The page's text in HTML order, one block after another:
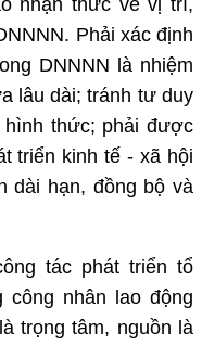
nhận thức về vị trí,
. Phải xác định
DNNNN là nhiệm
lâu dài; tránh tư duy
hình thức; phải được
triển kinh tế - xã hội
dài hạn, đồng bộ và
tác phát triển tổ
nhân lao động
trọng tâm, nguồn là